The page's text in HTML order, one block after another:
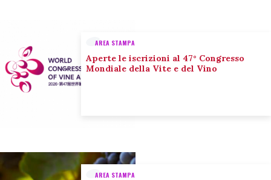
AREA STAMPA
Aperte le iscrizioni al 47° Congresso
Mondiale della Vite e del Vino
AREA STAMPA